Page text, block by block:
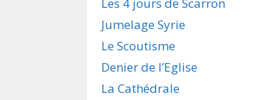
Jumelage Syrie
Le Scoutisme
Denier de l’Eglise
La Cathédrale